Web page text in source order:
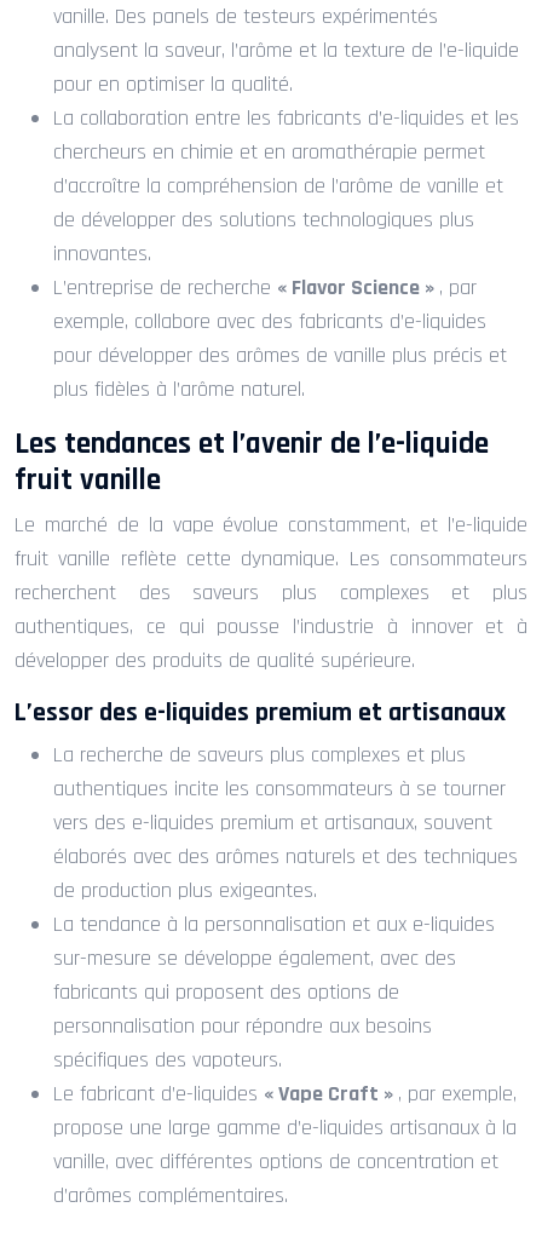
vanille. Des panels de testeurs expérimentés
analysent la saveur, l’arôme et la texture de l’e-liquide
pour en optimiser la qualité.
La collaboration entre les fabricants d’e-liquides et les
chercheurs en chimie et en aromathérapie permet
d’accroître la compréhension de l’arôme de vanille et
de développer des solutions technologiques plus
innovantes.
L’entreprise de recherche « Flavor Science » , par
exemple, collabore avec des fabricants d’e-liquides
pour développer des arômes de vanille plus précis et
plus fidèles à l’arôme naturel.
Les tendances et l’avenir de l’e-liquide
fruit vanille
Le marché de la vape évolue constamment, et l’e-liquide
fruit vanille reflète cette dynamique. Les consommateurs
recherchent des saveurs plus complexes et plus
authentiques, ce qui pousse l’industrie à innover et à
développer des produits de qualité supérieure.
L’essor des e-liquides premium et artisanaux
La recherche de saveurs plus complexes et plus
authentiques incite les consommateurs à se tourner
vers des e-liquides premium et artisanaux, souvent
élaborés avec des arômes naturels et des techniques
de production plus exigeantes.
La tendance à la personnalisation et aux e-liquides
sur-mesure se développe également, avec des
fabricants qui proposent des options de
personnalisation pour répondre aux besoins
spécifiques des vapoteurs.
Le fabricant d’e-liquides « Vape Craft » , par exemple,
propose une large gamme d’e-liquides artisanaux à la
vanille, avec différentes options de concentration et
d’arômes complémentaires.